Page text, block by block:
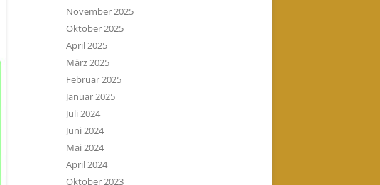
November 2025
Oktober 2025
April 2025
März 2025
Februar 2025
Januar 2025
Juli 2024
Juni 2024
Mai 2024
April 2024
Oktober 2023